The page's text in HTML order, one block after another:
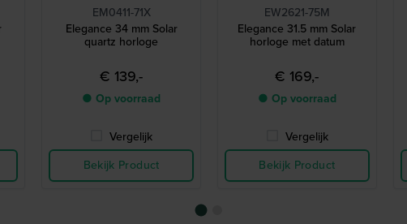
EM0411-71X
Elegance 34 mm Solar
quartz horloge
€ 139,-
● Op voorraad
Vergelijk
Bekijk Product
EW2621-75M
Elegance 31.5 mm Solar
horloge met datum
€ 169,-
● Op voorraad
Vergelijk
Bekijk Product